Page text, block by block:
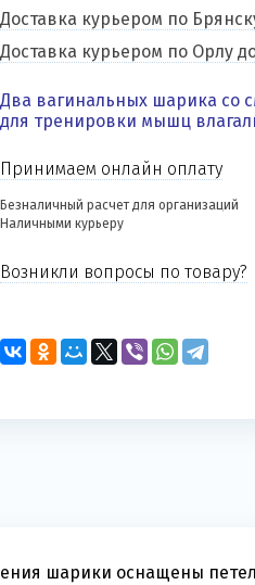
Доставка курьером по
Доставка курьером по Орлу
Два вагинальных шарика со
для тренировки мышц
Принимаем онлайн оплату
Безналичный расчет для организаций
Наличными курьеру
Возникли вопросы по товару?
шарики оснащены